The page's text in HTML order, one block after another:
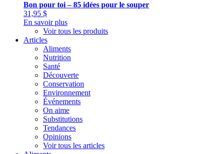
Bon pour toi – 85 idées pour le souper
31,95 $
En savoir plus
Voir tous les produits
Articles
Aliments
Nutrition
Santé
Découverte
Conservation
Environnement
Événements
On aime
Substitutions
Tendances
Opinions
Voir tous les articles